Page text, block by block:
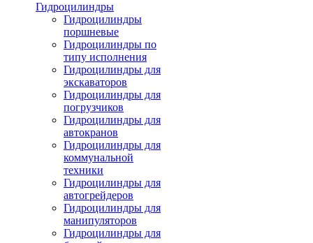
Гидроцилиндры
Гидроцилиндры
поршневые
Гидроцилиндры по
типу исполнения
Гидроцилиндры для
экскаваторов
Гидроцилиндры для
погрузчиков
Гидроцилиндры для
автокранов
Гидроцилиндры для
коммунальной
техники
Гидроцилиндры для
автогрейдеров
Гидроцилиндры для
манипуляторов
Гидроцилиндры для